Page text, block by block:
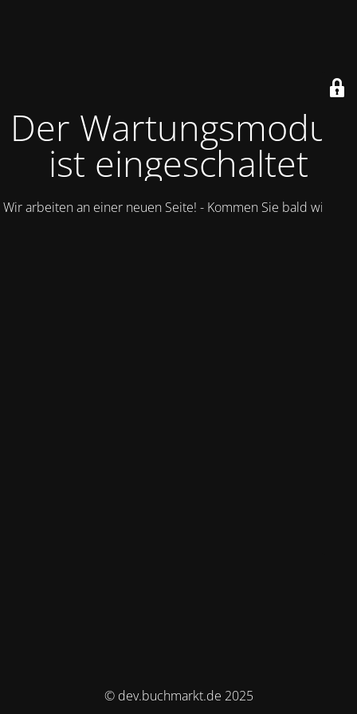
Der Wartungsmodus
ist eingeschaltet
Wir arbeiten an einer neuen Seite! - Kommen Sie bald wieder.
© dev.buchmarkt.de 2025